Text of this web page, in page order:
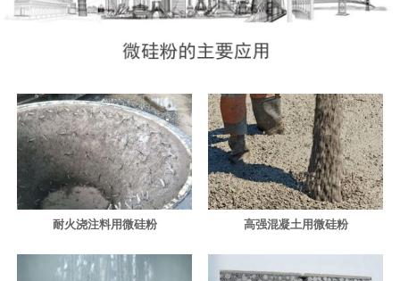
耐火浇注料用微硅粉 高强混凝土用微硅粉